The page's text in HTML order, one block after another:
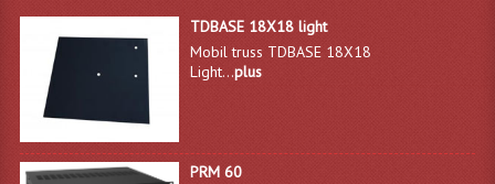
Adaptateurs Audio
Divers Bricolage
Haut-Parleurs Origine Sav
TDBASE 18X18 light
Mobil truss TDBASE 18X18
Light...plus
PRM 60